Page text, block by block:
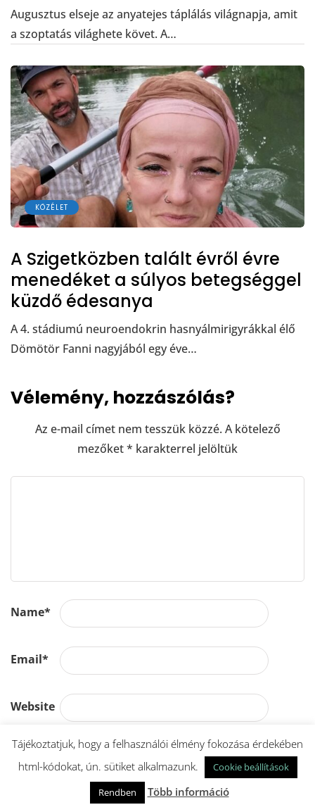
Augusztus elseje az anyatejes táplálás világnapja, amit
a szoptatás világhete követ. A…
KÖZÉLET
A Szigetközben talált évről évre
menedéket a súlyos betegséggel
küzdő édesanya
A 4. stádiumú neuroendokrin hasnyálmirigyrákkal élő
Dömötör Fanni nagyjából egy éve…
Vélemény, hozzászólás?
Az e-mail címet nem tesszük közzé. A kötelező
mezőket* karakterrel jelöltük
Name*
Email*
Website
A nevem, e-mail címem, és weboldalcímem
mentése a böngészőben a következő
Tájékoztatjuk, hogy a felhasználói élmény fokozása érdekében
html-kódokat, ún. sütiket alkalmazunk.
Cookie beállítások
Rendben
Több információ